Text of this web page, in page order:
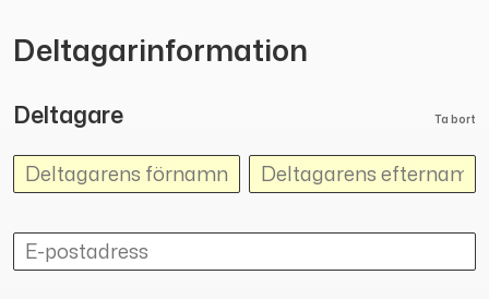
Deltagarinformation
Deltagare Ta bort